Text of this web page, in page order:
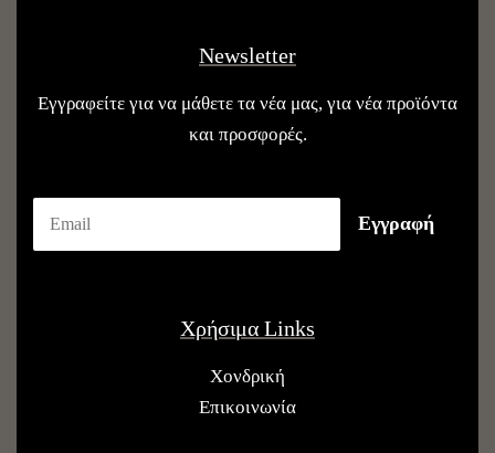
Newsletter
Εγγραφείτε για να μάθετε τα νέα μας, για νέα προϊόντα
και προσφορές.
Χρήσιμα Links
Χονδρική
Επικοινωνία